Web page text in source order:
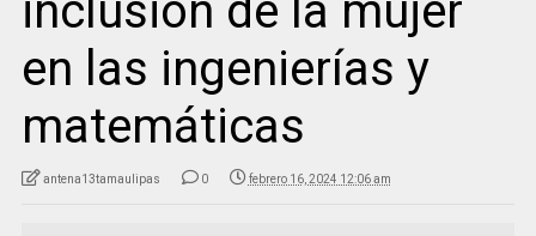
inclusión de la mujer
en las ingenierías y
matemáticas
antena13tamaulipas 0 febrero 16, 2024 12:06 am